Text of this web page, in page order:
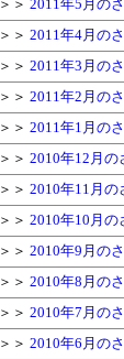
＞＞ 2011年5月の
＞＞ 2011年4月の
＞＞ 2011年3月の
＞＞ 2011年2月の
＞＞ 2011年1月の
＞＞ 2010年12月の
＞＞ 2010年11月の
＞＞ 2010年10月の
＞＞ 2010年9月の
＞＞ 2010年8月の
＞＞ 2010年7月の
＞＞ 2010年6月の